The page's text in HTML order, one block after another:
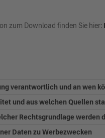
zum Download finden Sie hier:
verantwortlich und an wen
und aus welchen Quellen
Rechtsgrundlage werden
Daten zu Werbezwecken